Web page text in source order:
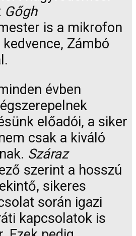
Gőgh
is a mikrofon
Zámbó
évben
előadói, a siker
csak a kiváló
Száraz
szerint a hosszú
sikeres
során igazi
kapcsolatok is